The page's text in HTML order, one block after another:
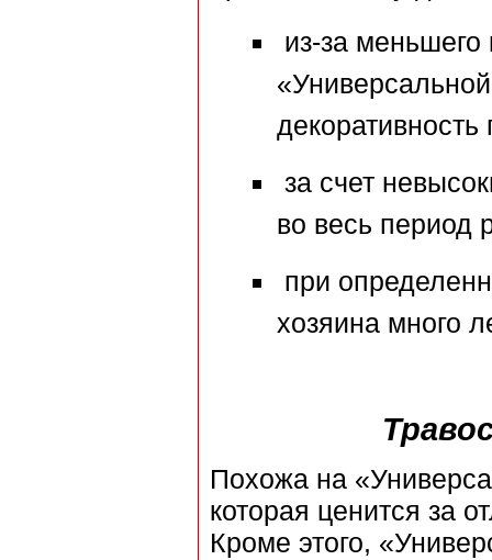
из-за меньшего
за счет
во весь период
при
хозяина много
Похожа на
которая ценится за
Кроме этого,